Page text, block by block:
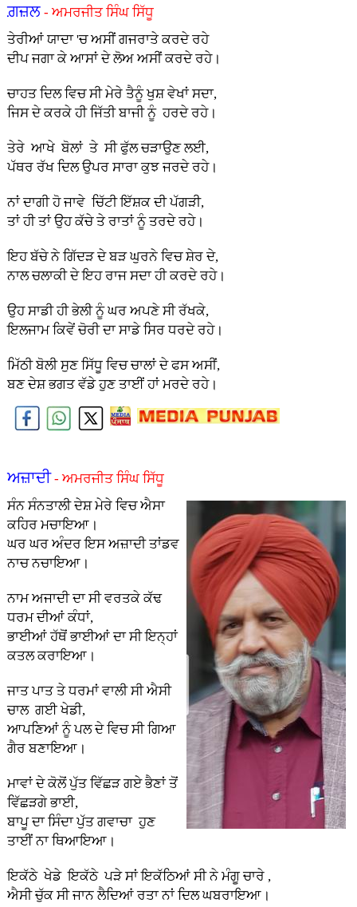
ਗ਼ਜ਼ਲ- ਅਮਰਜੀਤ ਸਿੰਘ ਸਿੱਧੂ
ਤੇਰੀਆਂ ਯਾਦਾ 'ਚ ਅਸੀਂ ਗਜਰਾਤੇ ਕਰਦੇ ਰਹੇ
ਦੀਪ ਜਗਾ ਕੇ ਆਸਾਂ ਦੇ ਲੋਅ ਅਸੀਂ ਕਰਦੇ ਰਹੇ।
ਚਾਹਤ ਦਿਲ ਵਿਚ ਸੀ ਮੇਰੇ ਤੈਨੂੰ ਖੁਸ਼ ਵੇਖਾਂ ਸਦਾ,
ਜਿਸ ਦੇ ਕਰਕੇ ਹੀ ਜਿੱਤੀ ਬਾਜੀ ਨੂੰ ਹਰਦੇ ਰਹੇ।
ਤੇਰੇ ਆਖੇ ਬੋਲਾਂ ਤੇ ਸੀ ਫੁੱਲ ਚੜਾਉਣ ਲਈ,
ਪੱਥਰ ਰੱਖ ਦਿਲ ਉਪਰ ਸਾਰਾ ਕੁਝ ਜਰਦੇ ਰਹੇ।
ਨਾਂ ਦਾਗੀ ਹੋ ਜਾਵੇ ਚਿੱਟੀ ਇੱਸ਼ਕ ਦੀ ਪੱਗੜੀ,
ਤਾਂ ਹੀ ਤਾਂ ਉਹ ਕੱਚੇ ਤੇ ਰਾਤਾਂ ਨੂੰ ਤਰਦੇ ਰਹੇ।
ਇਹ ਬੱਚੇ ਨੇ ਗਿੱਦੜ ਦੇ ਬੜ ਘੁਰਨੇ ਵਿਚ ਸ਼ੇਰ ਦੇ,
ਨਾਲ ਚਲਾਕੀ ਦੇ ਇਹ ਰਾਜ ਸਦਾ ਹੀ ਕਰਦੇ ਰਹੇ।
ਉਹ ਸਾਡੀ ਹੀ ਭੇਲੀ ਨੂੰ ਘਰ ਅਪਣੇ ਸੀ ਰੱਖਕੇ,
ਇਲਜਾਮ ਕਿਵੇਂ ਚੋਰੀ ਦਾ ਸਾਡੇ ਸਿਰ ਧਰਦੇ ਰਹੇ।
ਮਿੱਠੀ ਬੋਲੀ ਸੁਣ ਸਿੱਧੂ ਵਿਚ ਚਾਲਾਂ ਦੇ ਫਸ ਅਸੀਂ,
ਬਣ ਦੇਸ਼ ਭਗਤ ਵੱਡੇ ਹੁਣ ਤਾਈਂ ਹਾਂ ਮਰਦੇ ਰਹੇ।
ਅਜ਼ਾਦੀ - ਅਮਰਜੀਤ ਸਿੰਘ ਸਿੱਧੂ
ਸੰਨ ਸੰਨਤਾਲੀ ਦੇਸ਼ ਮੇਰੇ ਵਿਚ ਐਸਾ
ਕਹਿਰ ਮਚਾਇਆ।
ਘਰ ਘਰ ਅੰਦਰ ਇਸ ਅਜ਼ਾਦੀ ਤਾਂਡਵ
ਨਾਚ ਨਚਾਇਆ।
ਨਾਮ ਅਜਾਦੀ ਦਾ ਸੀ ਵਰਤਕੇ ਕੱਢ
ਧਰਮ ਦੀਆਂ ਕੰਧਾਂ,
ਭਾਈਆਂ ਹੱਥੋਂ ਭਾਈਆਂ ਦਾ ਸੀ ਇਨ੍ਹਾਂ
ਕਤਲ ਕਰਾਇਆ।
ਜਾਤ ਪਾਤ ਤੇ ਧਰਮਾਂ ਵਾਲੀ ਸੀ ਐਸੀ
ਚਾਲ ਗਈ ਖੇਡੀ,
ਆਪਣਿਆਂ ਨੂੰ ਪਲ ਦੇ ਵਿਚ ਸੀ ਗਿਆ
ਗੈਰ ਬਣਾਇਆ।
ਮਾਵਾਂ ਦੇ ਕੋਲੋਂ ਪੁੱਤ ਵਿੱਛੜ ਗਏ ਭੈਣਾਂ ਤੋਂ
ਵਿੱਛੜਗੇ ਭਾਈ,
ਬਾਪੂ ਦਾ ਸਿੰਦਾ ਪੁੱਤ ਗਵਾਚਾ ਹੁਣ
ਤਾਈਂ ਨਾ ਥਿਆਇਆ।
ਇਕੱਠੇ ਖੇਡੇ ਇਕੱਠੇ ਪੜੇ ਸਾਂ ਇਕੱਠਿਆਂ ਸੀ ਨੇ ਮੰਗੂ ਚਾਰੇ ,
ਐਸੀ ਚੁੱਕ ਸੀ ਜਾਨ ਲੈਦਿਆਂ ਰਤਾ ਨਾਂ ਦਿਲ ਘਬਰਾਇਆ।